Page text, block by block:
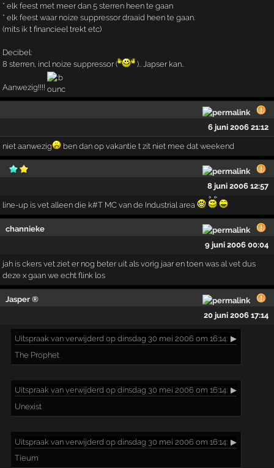
* elk feest met meer dan 5 sterren heen te gaan
* elk feest waar noize suppressor draaid heen te gaan.
(mits ik t financieel trekt etc)
Decibel:
8 sterren, incl noize suppressor (
).. Japser kan..
Aanwezig!!!!
6 juni 2006 21:12
niet aanwezig ben dan op vakantie t zit niet mee dat weekend
8 juni 2006 12:57
line-up is vet alleen die k#T MC van de Industrial area
channieke
9 juni 2006 00:04
jah is ckers vet ziet er nog beter uit als vorig jaar en toen was al vet dus
deze x gaan we echt flink los
Jasper ®
20 juni 2006 17:14
Uitspraak van verwijderd op dinsdag 30 mei 2006 om 16:14: ▶
The Prophet
Uitspraak van verwijderd op dinsdag 30 mei 2006 om 16:14: ▶
Unexist
Uitspraak van verwijderd op dinsdag 30 mei 2006 om 16:14: ▶
Tieum